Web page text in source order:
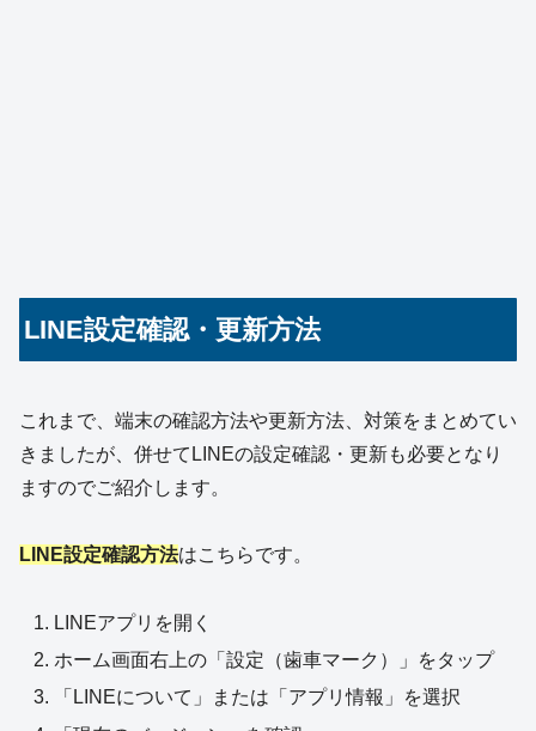
LINE設定確認・更新方法
これまで、端末の確認方法や更新方法、対策をまとめてい
きましたが、併せてLINEの設定確認・更新も必要となり
ますのでご紹介します。
LINE設定確認方法はこちらです。
LINEアプリを開く
ホーム画面右上の「設定（歯車マーク）」をタップ
「LINEについて」または「アプリ情報」を選択